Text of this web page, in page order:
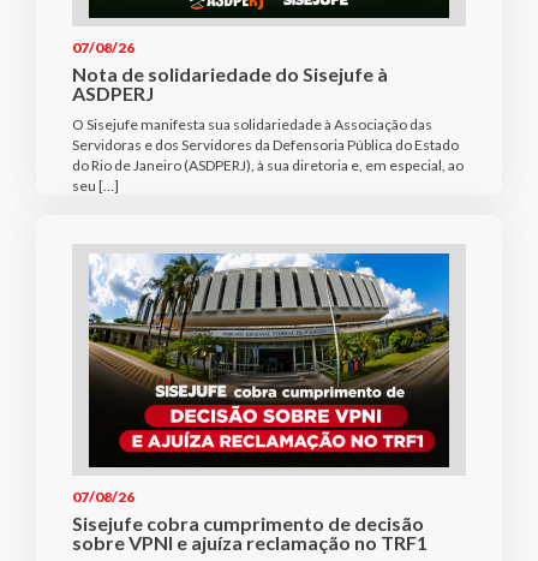
07/08/26
Nota de solidariedade do Sisejufe à
ASDPERJ
O Sisejufe manifesta sua solidariedade à Associação das
Servidoras e dos Servidores da Defensoria Pública do Estado
do Rio de Janeiro (ASDPERJ), à sua diretoria e, em especial, ao
seu […]
07/08/26
Sisejufe cobra cumprimento de decisão
sobre VPNI e ajuíza reclamação no TRF1